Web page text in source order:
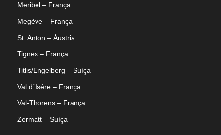
Meribel – França
Megève – França
St. Anton – Áustria
Tignes – França
Titlis/Engelberg – Suíça
Val d´Isére – França
Val-Thorens – França
Zermatt – Suíça